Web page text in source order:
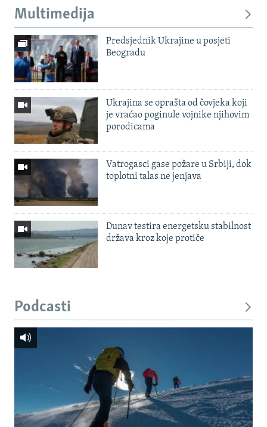
Multimedija
Predsjednik Ukrajine u posjeti
Beogradu
Ukrajina se oprašta od čovjeka koji
je vraćao poginule vojnike njihovim
porodicama
Vatrogasci gase požare u Srbiji, dok
toplotni talas ne jenjava
Dunav testira energetsku stabilnost
država kroz koje protiče
Podcasti